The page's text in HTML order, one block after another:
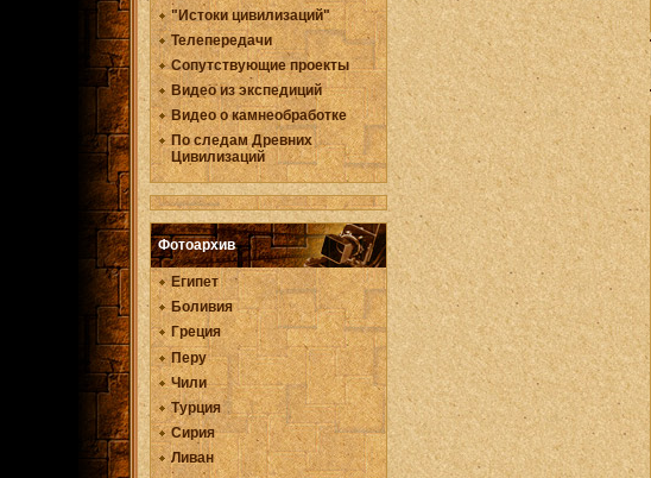
"Истоки цивилизаций"
Телепередачи
Сопутствующие проекты
Видео из экспедиций
Видео о камнеобработке
По следам Древних
Цивилизаций
Фотоархив
Египет
Боливия
Греция
Перу
Чили
Турция
Сирия
Ливан